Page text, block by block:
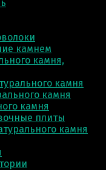
камнем
камня,
камня
камня
камня
плиты
камня